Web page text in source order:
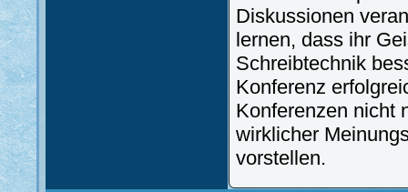
Diskussionen
lernen, dass ihr
Schreibtechnik
Konferenz
Konferenzen nicht
wirklicher
vorstellen.